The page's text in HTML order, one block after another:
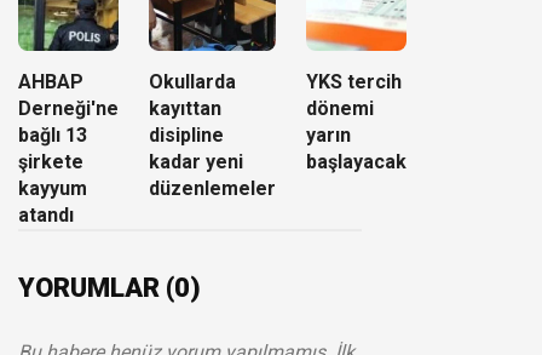
AHBAP
Derneği'ne
bağlı 13
şirkete
kayyum
atandı
Okullarda
kayıttan
disipline
kadar yeni
düzenlemeler
YKS tercih
dönemi
yarın
başlayacak
YORUMLAR (0)